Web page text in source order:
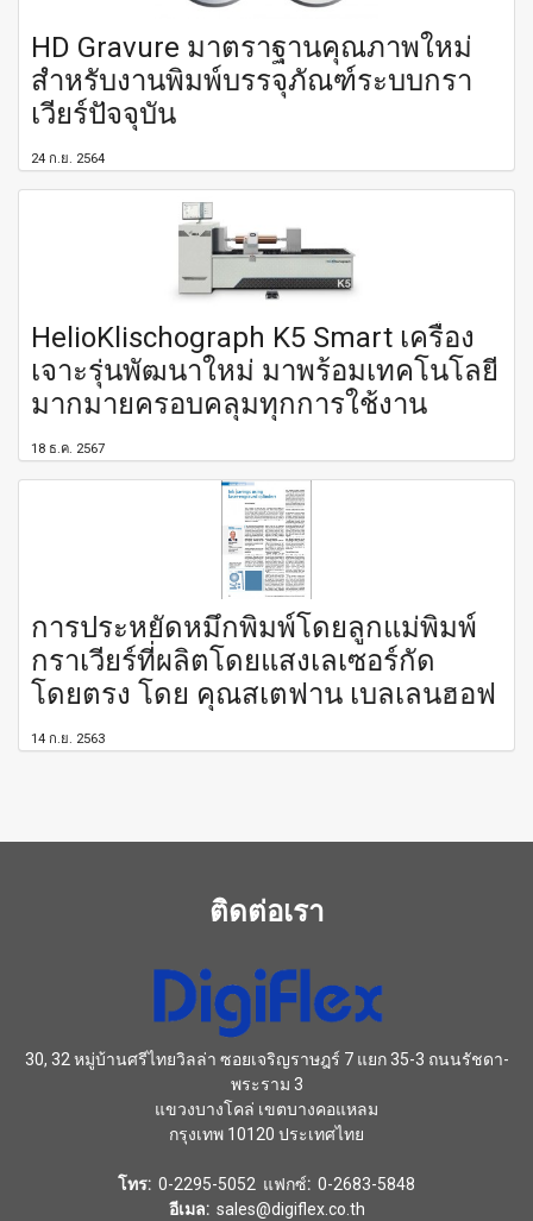
HD Gravure มาตราฐานคุณภาพใหม่
สำหรับงานพิมพ์บรรจุภัณฑ์ระบบกรา
เวียร์ปัจจุบัน
24 ก.ย. 2564
HelioKlischograph K5 Smart เครื่อง
เจาะรุ่นพัฒนาใหม่ มาพร้อมเทคโนโลยี
มากมายครอบคลุมทุกการใช้งาน
18 ธ.ค. 2567
การประหยัดหมึกพิมพ์โดยลูกแม่พิมพ์
กราเวียร์ที่ผลิตโดยแสงเลเซอร์กัด
โดยตรง โดย คุณสเตฟาน เบลเลนฮอฟ
14 ก.ย. 2563
ติดต่อเรา
30, 32 หมู่บ้านศรีไทยวิลล่า ซอยเจริญราษฎร์ 7 แยก 35-3 ถนนรัชดา-
พระราม 3
แขวงบางโคล่ เขตบางคอแหลม
กรุงเทพ 10120 ประเทศไทย
โทร: 0-2295-5052 แฟกซ์: 0-2683-5848
อีเมล: sales@digiflex.co.th